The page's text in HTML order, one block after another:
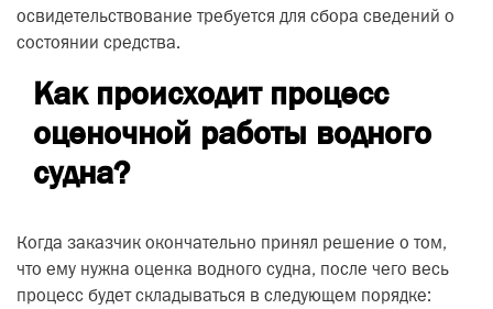
освидетельствование требуется для сбора сведений о
состоянии средства.
Как происходит процесс
оценочной работы водного
судна?
Когда заказчик окончательно принял решение о том,
что ему нужна оценка водного судна, после чего весь
процесс будет складываться в следующем порядке: